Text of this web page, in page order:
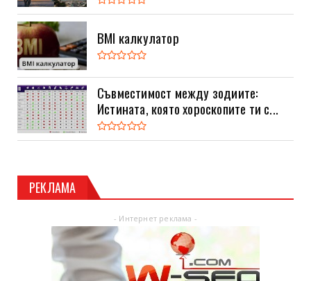
BMI калкулатор
Съвместимост между зодиите:
Истината, която хороскопите ти с...
РЕКЛАМА
- Интернет реклама -